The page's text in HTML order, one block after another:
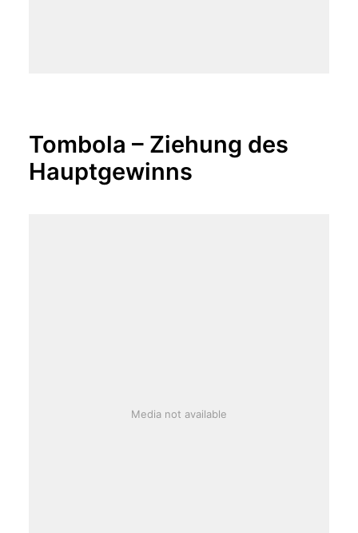
Tombola – Ziehung des
Hauptgewinns
Media not available